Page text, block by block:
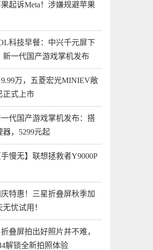
起诉Meta！涉嫌规避苹果
科技早餐：中兴千元屏下
一代国产游戏掌机发布
万，五菱宏光MINIEV敞
正式上市
代国产游戏掌机发布：搭
器，5299元起
慢无】联想拯救者Y9000P
特惠！三星折叠屏秋季加
忧试用！
叠屏拍出好照片并不难，
解锁全新拍照体验